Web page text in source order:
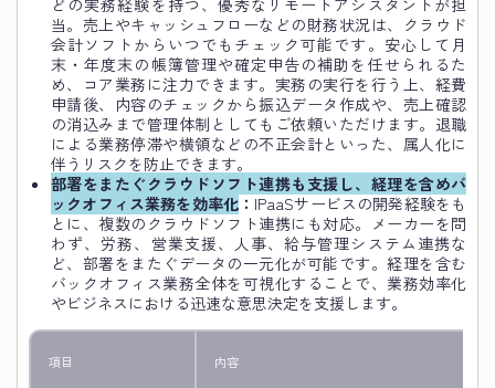
どの実務経験を持つ、優秀なリモートアシスタントが担
当。売上やキャッシュフローなどの財務状況は、クラウド
会計ソフトからいつでもチェック可能です。安心して月
末・年度末の帳簿管理や確定申告の補助を任せられるた
め、コア業務に注力できます。実務の実行を行う上、経費
申請後、内容のチェックから振込データ作成や、売上確認
の消込みまで管理体制としてもご依頼いただけます。退職
による業務停滞や横領などの不正会計といった、属人化に
伴うリスクを防止できます。
部署をまたぐクラウドソフト連携も支援し、経理を含めバ
ックオフィス業務を効率化 ： IPaaSサービスの開発経験をも
とに、複数のクラウドソフト連携にも対応。メーカーを問
わず、労務、営業支援、人事、給与管理システム連携な
ど、部署をまたぐデータの一元化が可能です。経理を含む
バックオフィス業務全体を可視化することで、業務効率化
やビジネスにおける迅速な意思決定を支援します。
項目 内容